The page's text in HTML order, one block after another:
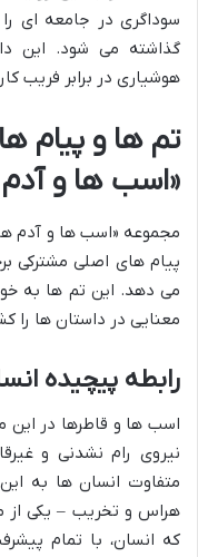
سوداگری در جامعه ای
گذاشته می شود. این
هوشیاری در برابر فریب
تم ها و پیام
«اسب ها و
مجموعه «اسب ها و آدم
پیام های اصلی مشترکی
می دهد. این تم ها به
معنایی در داستان ها را
رابطه پیچیده
اسب ها و قاطرها در این
نیروی رام نشدنی و
متفاوت انسان ها به
هراس و تخریب – یکی از
که انسان، با تمام